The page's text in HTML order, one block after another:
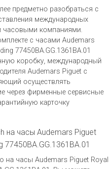
предметно разобраться с
международных
часовыми компаниями.
с часами Audemars
77450BA.GG.1361BA.01
коробку, международный
Audemars Piguet c
осуществлять
через фирменные сервисные
карточку
на часы Audemars Piguet
77450BA.GG.1361BA.01
часы Audemars Piguet Royal